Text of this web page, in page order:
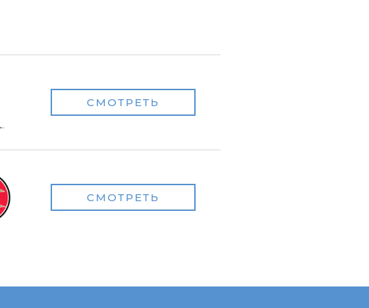
СМОТРЕТЬ
СМОТРЕТЬ